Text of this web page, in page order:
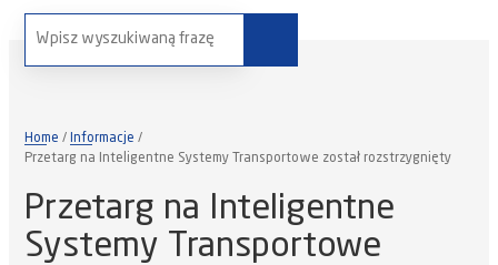
wyszukaj na stronie:
Home
Informacje
Przetarg na Inteligentne Systemy Transportowe został rozstrzygnięty
Przetarg na Inteligentne
Systemy Transportowe